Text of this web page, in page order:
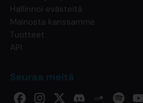
Hallinnoi evästeitä
Mainosta kanssamme
Tuotteet
API
Seuraa meitä